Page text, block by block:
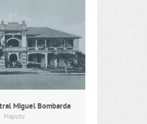
Miguel Bombarda
Maputo